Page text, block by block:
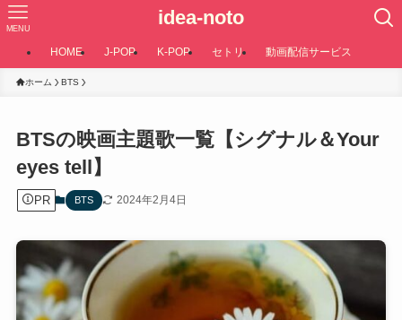
idea-noto
MENU
HOME J-POP K-POP セトリ 動画配信サービス
ホーム BTS
BTSの映画主題歌一覧【シグナル＆Your
eyes tell】
PR BTS 2024年2月4日